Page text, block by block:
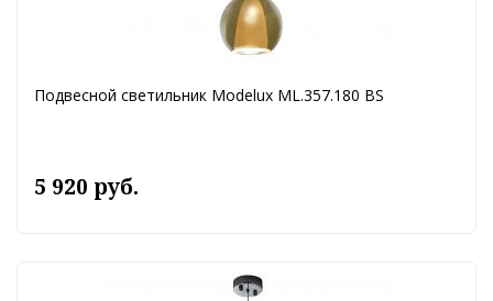
Подвесной светильник Modelux ML.357.180 BS
5 920 руб.